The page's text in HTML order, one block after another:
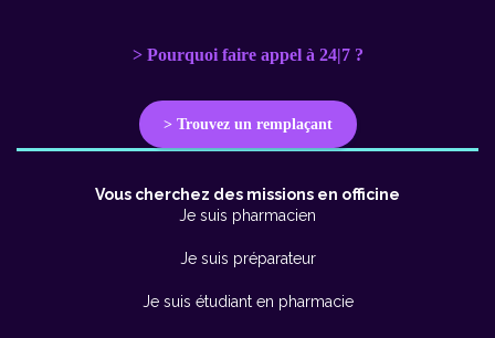
> Pourquoi faire appel à 24|7 ?
> Trouvez un remplaçant
Vous cherchez des missions en officine
Je suis pharmacien
Je suis préparateur
Je suis étudiant en pharmacie